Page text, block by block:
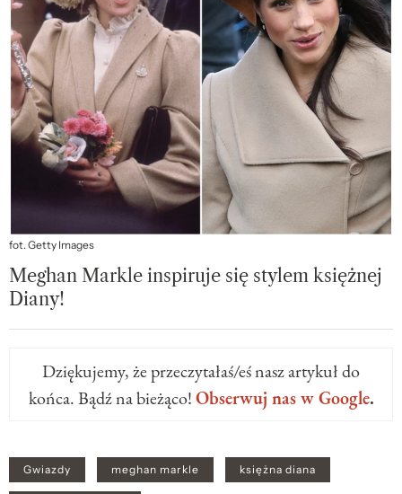
fot. Getty Images
Meghan Markle inspiruje się stylem księżnej
Diany!
Dziękujemy, że przeczytałaś/eś nasz artykuł do
końca. Bądź na bieżąco!Obserwuj nas w Google.
Gwiazdy meghan markle księżna diana